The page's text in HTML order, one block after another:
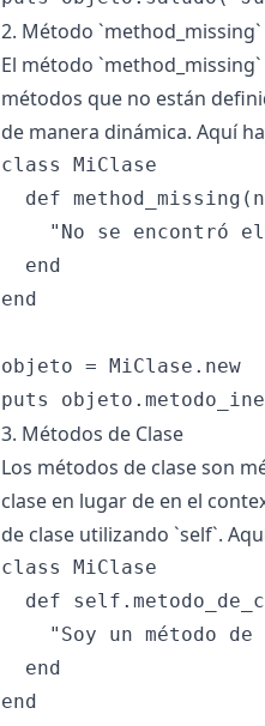
2. Método `method_missing`
El método
métodos que no están
de manera dinámica. Aquí
class MiClase
def
"No se encontró
  end
end
objeto = MiClase.new
3. Métodos de Clase
Los métodos de clase son
clase en lugar de en el
de clase utilizando `self`.
class MiClase
def
"Soy un método de
  end
end